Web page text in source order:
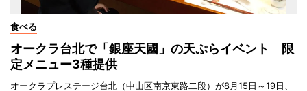
食べる
オークラ台北で「銀座天國」の天ぷらイベント 限
定メニュー3種提供
オークラプレステージ台北（中山区南京東路二段）が8月15日～19日、